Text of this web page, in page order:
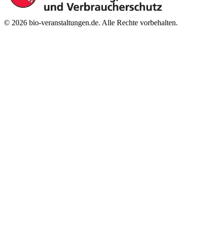
© 2026 bio-veranstaltungen.de. Alle Rechte vorbehalten.